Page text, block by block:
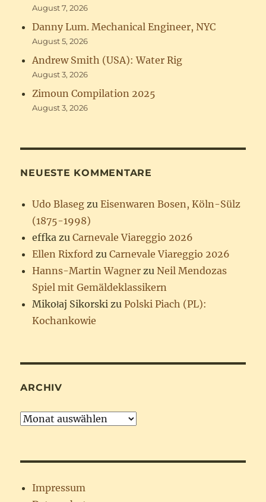
August 7, 2026
Danny Lum. Mechanical Engineer, NYC
August 5, 2026
Andrew Smith (USA): Water Rig
August 3, 2026
Zimoun Compilation 2025
August 3, 2026
NEUESTE KOMMENTARE
Udo Blaseg zuEisenwaren Bosen, Köln-Sülz
(1875-1998)
effka zuCarnevale Viareggio 2026
Ellen Rixford zuCarnevale Viareggio 2026
Hanns-Martin Wagner zuNeil Mendozas
Spiel mit Gemäldeklassikern
Mikołaj Sikorski zuPolski Piach (PL):
Kochankowie
ARCHIV
Archiv
Impressum